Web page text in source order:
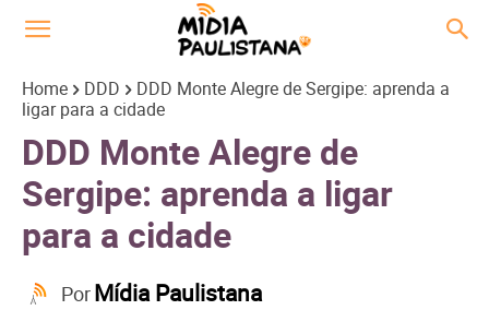
Home DDD
DDD Monte Alegre de Sergipe: aprenda a
ligar para a cidade
DDD Monte Alegre de
Sergipe: aprenda a ligar
para a cidade
PorMídia Paulistana